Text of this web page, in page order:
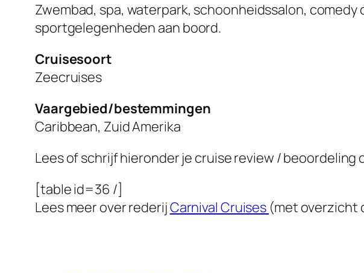
Zwembad, spa, waterpark, schoonheidssalon,
sportgelegenheden aan boord.
Cruisesoort
Zeecruises
Vaargebied/bestemmingen
Caribbean, Zuid Amerika
Lees of schrijf hieronder je cruise review / beoordeling
[table id=36 /]
Lees meer over rederijCarnival Cruises (met overzicht